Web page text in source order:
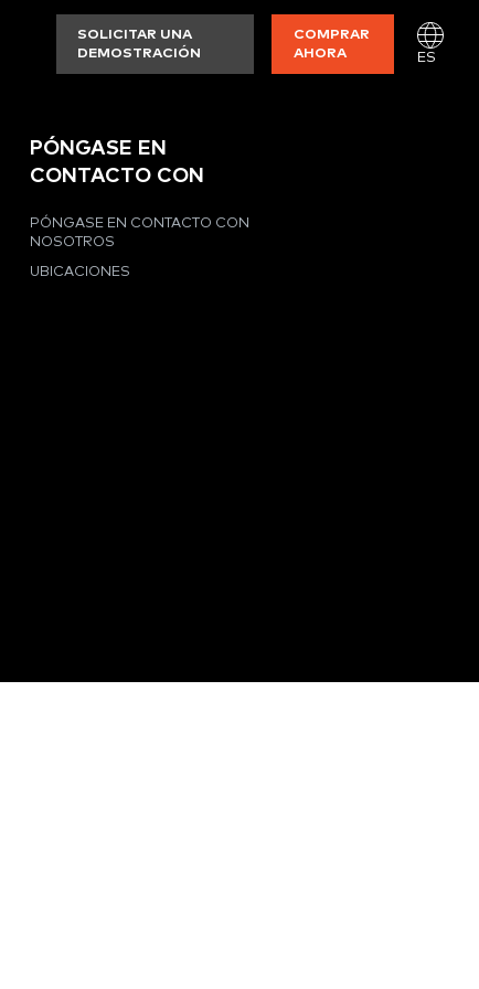
SOLICITAR UNA
DEMOSTRACIÓN
COMPRAR
AHORA
ES
PÓNGASE EN
CONTACTO CON
PÓNGASE EN CONTACTO CON
NOSOTROS
UBICACIONES